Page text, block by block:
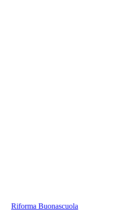
Riforma Buonascuola